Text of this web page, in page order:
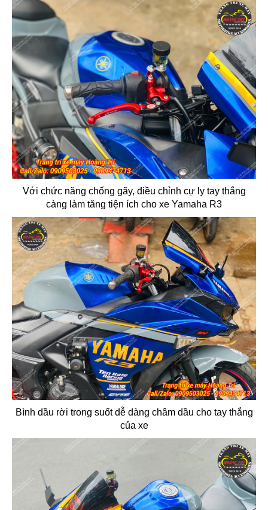
Với chức năng chống gãy, điều chỉnh cự ly tay thắng
càng làm tăng tiện ích cho xe Yamaha R3
Bình dầu rời trong suốt dễ dàng châm dầu cho tay thắng
của xe